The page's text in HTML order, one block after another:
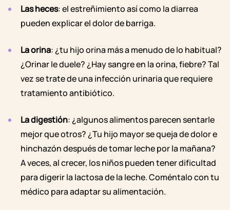
Las heces:el estreñimientoasí como la diarrea
pueden explicar el dolor de barriga.
La orina: ¿tu hijo orina más a menudo de lo habitual?
¿Orinar le duele? ¿Hay sangre en la orina, fiebre? Tal
vez se trate de una infección urinariaque requiere
tratamiento antibiótico.
La digestión: ¿algunos alimentos parecen sentarle
mejor que otros? ¿Tu hijo mayor se queja de dolor e
hinchazón después de tomar leche por la mañana?
A veces, al crecer, los niños pueden tener dificultad
para digerir la lactosa de la leche. Coméntalo con tu
médico para adaptar su alimentación.